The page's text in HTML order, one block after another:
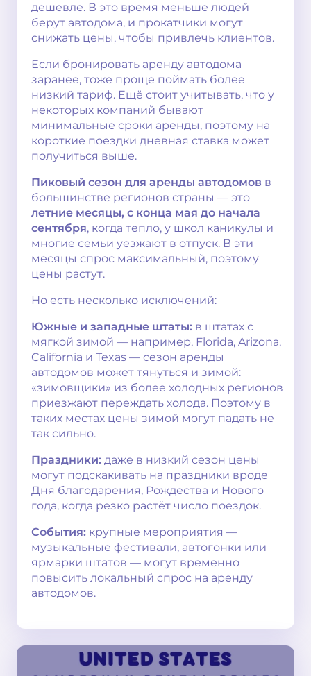
дешевле. В это время меньше людей
берут автодома, и прокатчики могут
снижать цены, чтобы привлечь клиентов.
Если бронировать аренду автодома
заранее, тоже проще поймать более
низкий тариф. Ещё стоит учитывать, что у
некоторых компаний бывают
минимальные сроки аренды, поэтому на
короткие поездки дневная ставка может
получиться выше.
Пиковый сезон для аренды автодомов в
большинстве регионов страны — это
летние месяцы, с конца мая до начала
сентября, когда тепло, у школ каникулы и
многие семьи уезжают в отпуск. В эти
месяцы спрос максимальный, поэтому
цены растут.
Но есть несколько исключений:
Южные и западные штаты: в штатах с
мягкой зимой — например, Florida, Arizona,
California и Texas — сезон аренды
автодомов может тянуться и зимой:
«зимовщики» из более холодных регионов
приезжают переждать холода. Поэтому в
таких местах цены зимой могут падать не
так сильно.
Праздники: даже в низкий сезон цены
могут подскакивать на праздники вроде
Дня благодарения, Рождества и Нового
года, когда резко растёт число поездок.
События: крупные мероприятия —
музыкальные фестивали, автогонки или
ярмарки штатов — могут временно
повысить локальный спрос на аренду
автодомов.